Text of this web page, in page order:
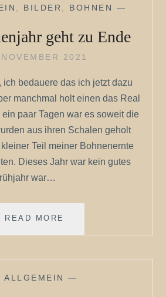
BILDER BOHNEN —
geht zu Ende
2021
ich bedauere das ich jetzt dazu
manchmal holt einen das Real
ein paar Tagen war es soweit die
aus ihren Schalen geholt
Teil meiner Bohnenernte
Dieses Jahr war kein gutes
war…
READ MORE
ALLGEMEIN —